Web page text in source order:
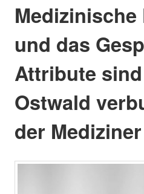
und das
Attribute
Ostwald
der